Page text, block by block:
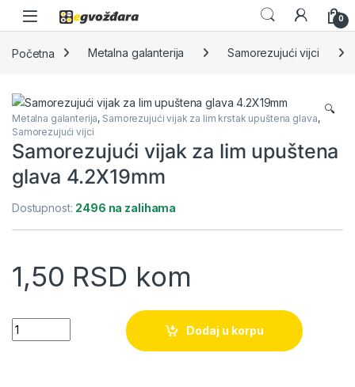
Skip to navigation
Skip to content
0
Početna Metalna galanterija Samorezujući vijci
🔍
Metalna galanterija, Samorezujući vijak za lim krstak upuštena glava,
Samorezujući vijci
Samorezujući vijak za lim upuštena
glava 4.2X19mm
Dostupnost: 2496 na zalihama
1,50 RSD kom
Samorezujući vijak za lim upuštena glava 4.2X19mm quantity
Dodaj u korpu